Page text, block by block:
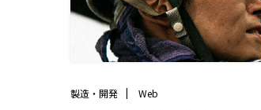
製造・開発 Web